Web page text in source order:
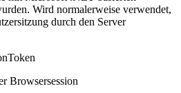
Wird normalerweise verwendet,
durch den Server
Browsersession